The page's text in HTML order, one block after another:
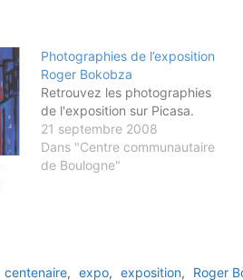
Photographies de l’exposition
Roger Bokobza
Retrouvez les photographies
de l'exposition sur Picasa.
21 septembre 2008
Dans "Centre communautaire
de Boulogne"
centenaire, expo, exposition, Roger